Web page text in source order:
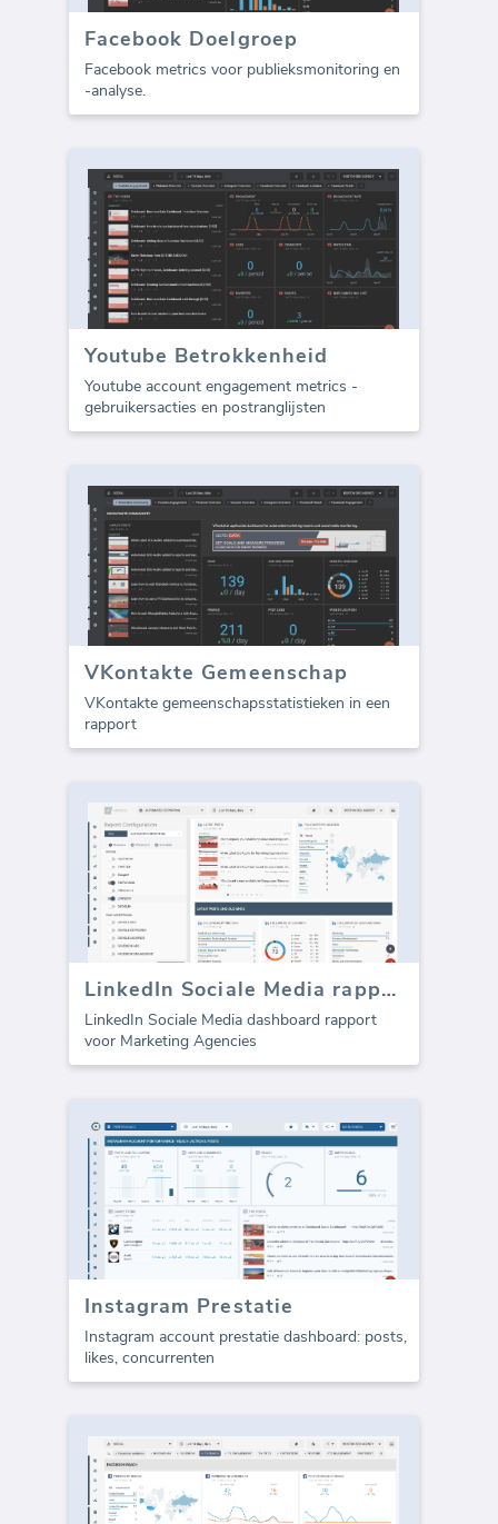
Facebook Doelgroep
Facebook metrics voor publieksmonitoring en
-analyse.
Youtube Betrokkenheid
Youtube account engagement metrics -
gebruikersacties en postranglijsten
VKontakte Gemeenschap
VKontakte gemeenschapsstatistieken in een
rapport
LinkedIn Sociale Media rapport sjabloon
LinkedIn Sociale Media dashboard rapport
voor Marketing Agencies
Instagram Prestatie
Instagram account prestatie dashboard: posts,
likes, concurrenten